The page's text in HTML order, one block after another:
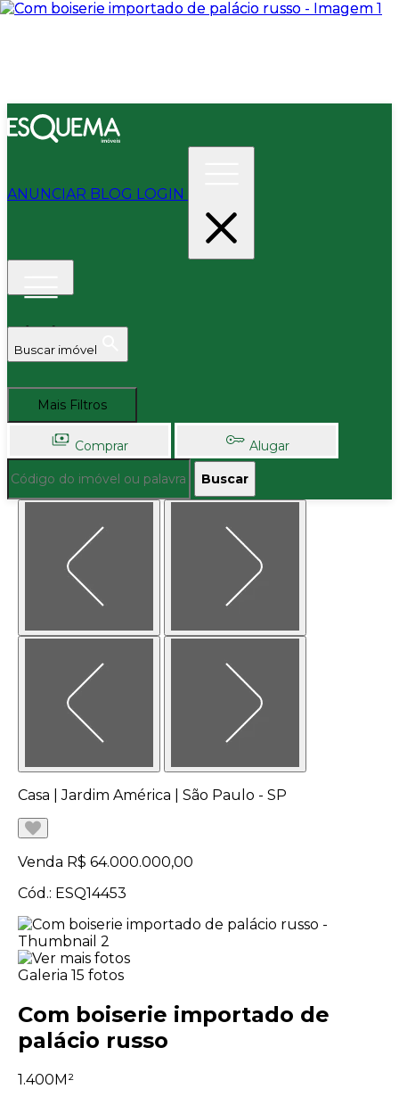
ANUNCIAR BLOG LOGIN
Buscar imóvel
Mais Filtros
Comprar Alugar
Buscar
Casa | Jardim América | São Paulo - SP
Venda R$ 64.000.000,00
Cód.: ESQ14453
Galeria 15 fotos
Com boiserie importado de
palácio russo
1.400M²